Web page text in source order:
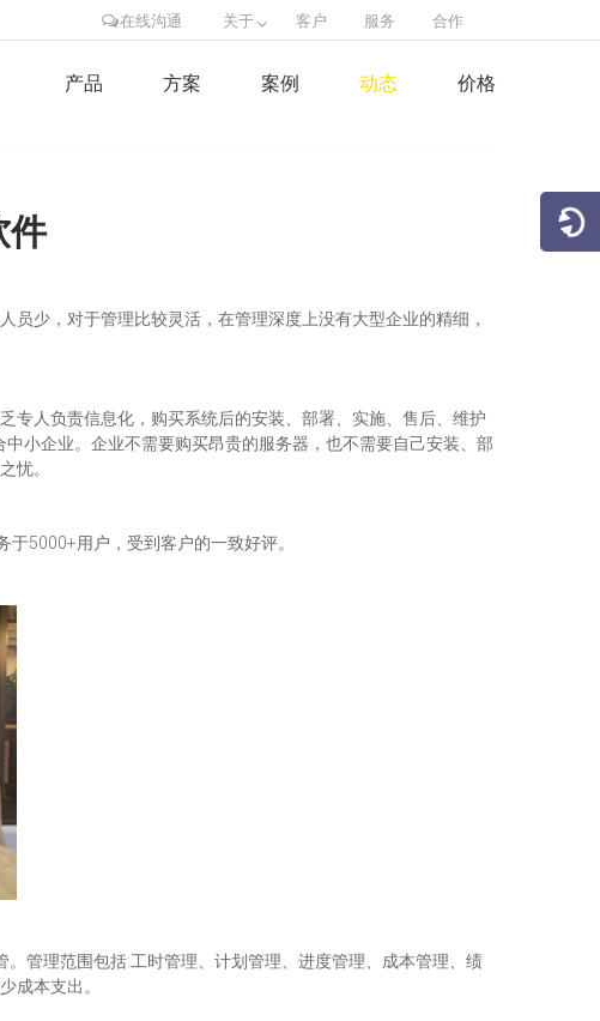
在线沟通 关于 客户 服务 合作
产品 方案 案例 动态 价格
件
少，对于管理比较灵活，在管理深度上没有大型企业的精细，
专人负责信息化，购买系统后的安装、部署、实施、售后、维护
中小企业。企业不需要购买昂贵的服务器，也不需要自己安装、部
忧。
5000+用户，受到客户的一致好评。
管理范围包括:工时管理、计划管理、进度管理、成本管理、绩
成本支出。